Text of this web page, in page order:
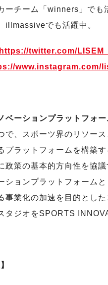
ーチーム「winners」でも
illmassiveでも活躍中。
https://twitter.com/
www.instagram.com/
ベーションプラットフォー
で、スポーツ界のリソー
プラットフォームを構築
政策の基本的方向性を協
ションプラットフォーム
事業化の加速を目的とし
タジオをSPORTS